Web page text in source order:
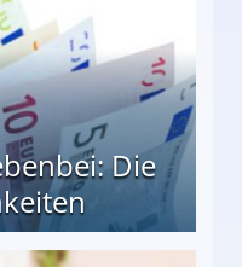
Die